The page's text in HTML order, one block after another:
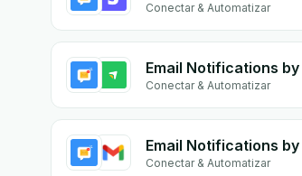
Conectar & Automatizar
Conectar & Automatizar
Conectar & Automatizar